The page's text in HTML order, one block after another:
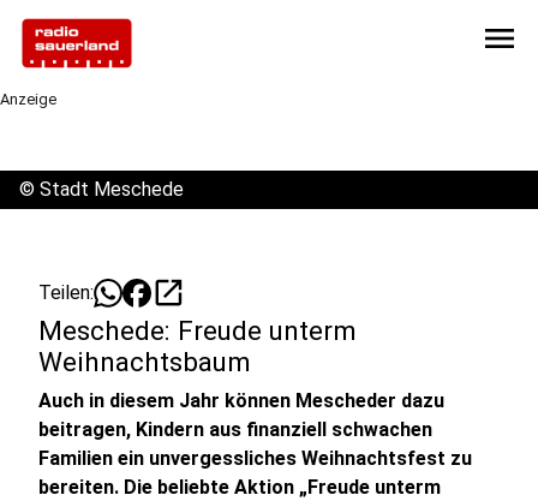
menu
Anzeige
© Stadt Meschede
Teilen: open_in_new
Meschede: Freude unterm
Weihnachtsbaum
Auch in diesem Jahr können Mescheder dazu
beitragen, Kindern aus finanziell schwachen
Familien ein unvergessliches Weihnachtsfest zu
bereiten. Die beliebte Aktion „Freude unterm